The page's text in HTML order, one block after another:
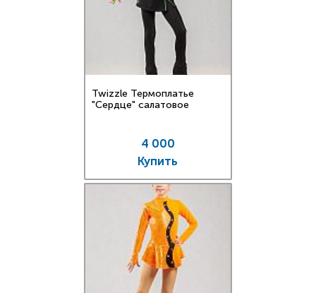
Twizzle Термоплатье
"Сердце" салатовое
4 000
Купить